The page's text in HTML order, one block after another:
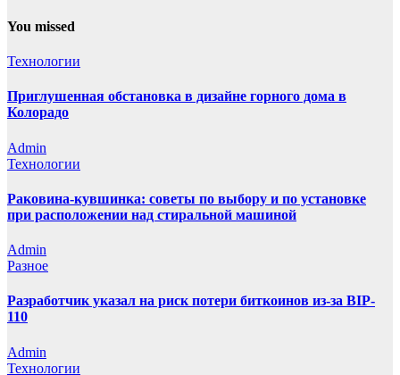
You missed
Технологии
Приглушенная обстановка в дизайне горного дома в
Колорадо
Admin
Технологии
Раковина-кувшинка: советы по выбору и по установке
при расположении над стиральной машиной
Admin
Разное
Разработчик указал на риск потери биткоинов из-за BIP-
110
Admin
Технологии